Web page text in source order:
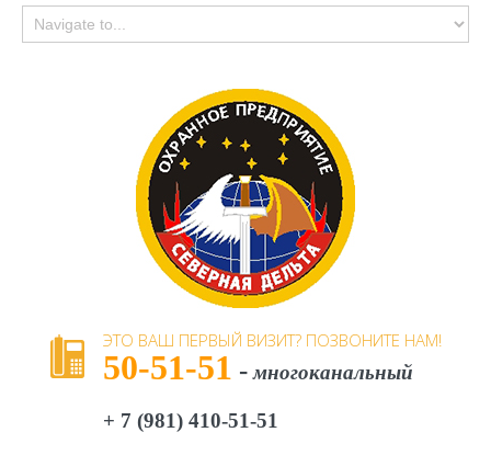
ЭТО ВАШ ПЕРВЫЙ ВИЗИТ? ПОЗВОНИТЕ НАМ!
50-51-51 -многоканальный
+ 7 (981) 410-51-51